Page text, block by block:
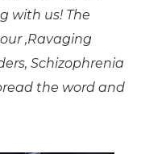
with us! The
‚Ravaging
Schizophrenia
the word and